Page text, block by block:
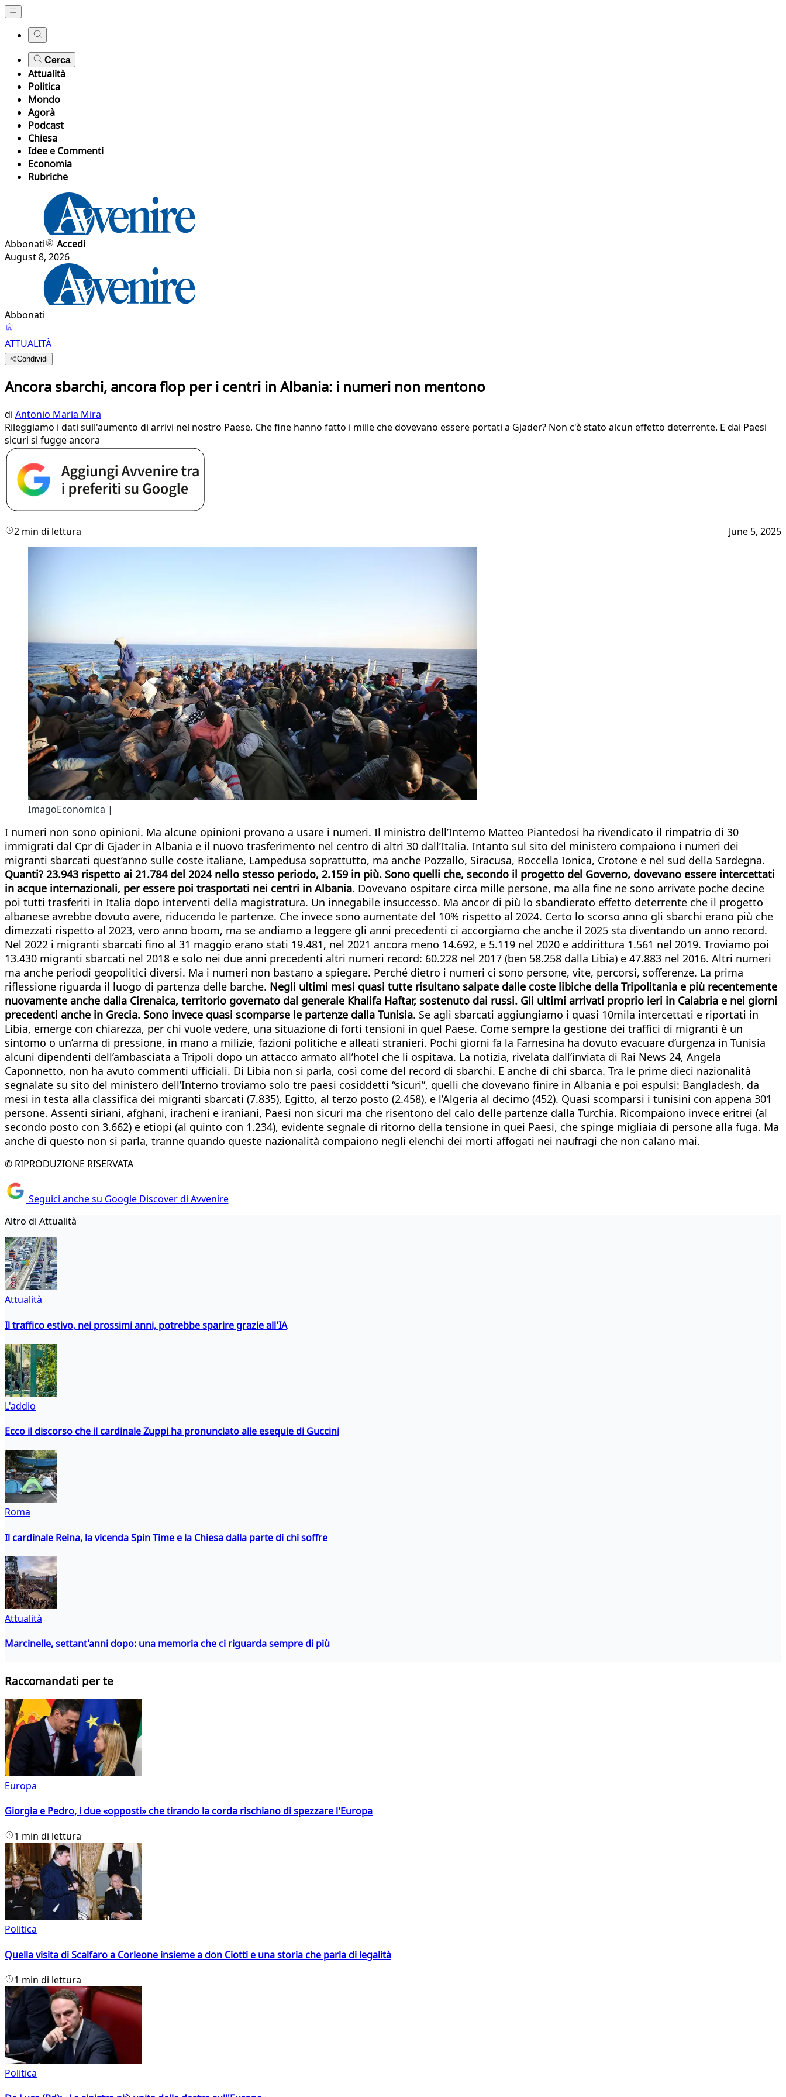
Cerca
Attualità
Politica
Mondo
Agorà
Podcast
Chiesa
Idee e Commenti
Economia
Rubriche
Abbonati
Accedi
August 8, 2026
Abbonati
ATTUALITÀ
Condividi
Ancora sbarchi, ancora flop per i centri in Albania: i numeri non mentono
di Antonio Maria Mira
Rileggiamo i dati sull'aumento di arrivi nel nostro Paese. Che fine hanno fatto i mille che dovevano essere portati a Gjader? Non c'è stato alcun effetto deterrente. E dai Paesi
sicuri si fugge ancora
2 min di lettura June 5, 2025
ImagoEconomica |
I numeri non sono opinioni. Ma alcune opinioni provano a usare i numeri. Il ministro dell’Interno Matteo Piantedosi ha rivendicato il rimpatrio di 30
immigrati dal Cpr di Gjader in Albania e il nuovo trasferimento nel centro di altri 30 dall’Italia. Intanto sul sito del ministero compaiono i numeri dei
migranti sbarcati quest’anno sulle coste italiane, Lampedusa soprattutto, ma anche Pozzallo, Siracusa, Roccella Ionica, Crotone e nel sud della Sardegna.
Quanti? 23.943 rispetto ai 21.784 del 2024 nello stesso periodo, 2.159 in più. Sono quelli che, secondo il progetto del Governo, dovevano essere intercettati
in acque internazionali, per essere poi trasportati nei centri in Albania. Dovevano ospitare circa mille persone, ma alla fine ne sono arrivate poche decine
poi tutti trasferiti in Italia dopo interventi della magistratura. Un innegabile insuccesso. Ma ancor di più lo sbandierato effetto deterrente che il progetto
albanese avrebbe dovuto avere, riducendo le partenze. Che invece sono aumentate del 10% rispetto al 2024. Certo lo scorso anno gli sbarchi erano più che
dimezzati rispetto al 2023, vero anno boom, ma se andiamo a leggere gli anni precedenti ci accorgiamo che anche il 2025 sta diventando un anno record.
Nel 2022 i migranti sbarcati fino al 31 maggio erano stati 19.481, nel 2021 ancora meno 14.692, e 5.119 nel 2020 e addirittura 1.561 nel 2019. Troviamo poi
13.430 migranti sbarcati nel 2018 e solo nei due anni precedenti altri numeri record: 60.228 nel 2017 (ben 58.258 dalla Libia) e 47.883 nel 2016. Altri numeri
ma anche periodi geopolitici diversi. Ma i numeri non bastano a spiegare. Perché dietro i numeri ci sono persone, vite, percorsi, sofferenze. La prima
riflessione riguarda il luogo di partenza delle barche. Negli ultimi mesi quasi tutte risultano salpate dalle coste libiche della Tripolitania e più recentemente
nuovamente anche dalla Cirenaica, territorio governato dal generale Khalifa Haftar, sostenuto dai russi. Gli ultimi arrivati proprio ieri in Calabria e nei giorni
precedenti anche in Grecia. Sono invece quasi scomparse le partenze dalla Tunisia. Se agli sbarcati aggiungiamo i quasi 10mila intercettati e riportati in
Libia, emerge con chiarezza, per chi vuole vedere, una situazione di forti tensioni in quel Paese. Come sempre la gestione dei traffici di migranti è un
sintomo o un’arma di pressione, in mano a milizie, fazioni politiche e alleati stranieri. Pochi giorni fa la Farnesina ha dovuto evacuare d’urgenza in Tunisia
alcuni dipendenti dell’ambasciata a Tripoli dopo un attacco armato all’hotel che li ospitava. La notizia, rivelata dall’inviata di Rai News 24, Angela
Caponnetto, non ha avuto commenti ufficiali. Di Libia non si parla, così come del record di sbarchi. E anche di chi sbarca. Tra le prime dieci nazionalità
segnalate su sito del ministero dell’Interno troviamo solo tre paesi cosiddetti “sicuri”, quelli che dovevano finire in Albania e poi espulsi: Bangladesh, da
mesi in testa alla classifica dei migranti sbarcati (7.835), Egitto, al terzo posto (2.458), e l’Algeria al decimo (452). Quasi scomparsi i tunisini con appena 301
persone. Assenti siriani, afghani, iracheni e iraniani, Paesi non sicuri ma che risentono del calo delle partenze dalla Turchia. Ricompaiono invece eritrei (al
secondo posto con 3.662) e etiopi (al quinto con 1.234), evidente segnale di ritorno della tensione in quei Paesi, che spinge migliaia di persone alla fuga. Ma
anche di questo non si parla, tranne quando queste nazionalità compaiono negli elenchi dei morti affogati nei naufragi che non calano mai.
© RIPRODUZIONE RISERVATA
Seguici anche su Google Discover di Avvenire
Altro di Attualità
Attualità
Il traffico estivo, nei prossimi anni, potrebbe sparire grazie all'IA
L'addio
Ecco il discorso che il cardinale Zuppi ha pronunciato alle esequie di Guccini
Roma
Il cardinale Reina, la vicenda Spin Time e la Chiesa dalla parte di chi soffre
Attualità
Marcinelle, settant'anni dopo: una memoria che ci riguarda sempre di più
Raccomandati per te
Europa
Giorgia e Pedro, i due «opposti» che tirando la corda rischiano di spezzare l'Europa
1 min di lettura
Politica
Quella visita di Scalfaro a Corleone insieme a don Ciotti e una storia che parla di legalità
1 min di lettura
Politica